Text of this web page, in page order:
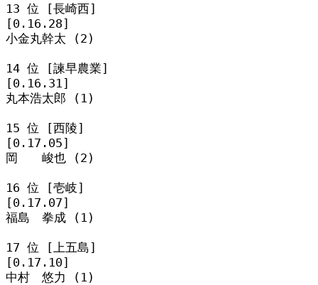
13 位 [長崎西]
[0.16.28]
小金丸幹太 (2)
14 位 [諫早農業]
[0.16.31]
丸本浩太郎 (1)
15 位 [西陵]
[0.17.05]
岡　　峻也 (2)
16 位 [壱岐]
[0.17.07]
福島　拳成 (1)
17 位 [上五島]
[0.17.10]
中村　悠力 (1)